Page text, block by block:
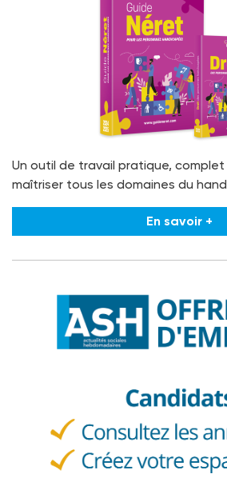
Un outil de travail pratique,
maîtriser tous les domaines du
En savoir +